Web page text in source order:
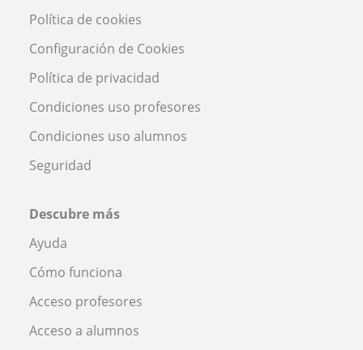
Política de cookies
Configuración de Cookies
Política de privacidad
Condiciones uso profesores
Condiciones uso alumnos
Seguridad
Descubre más
Ayuda
Cómo funciona
Acceso profesores
Acceso a alumnos